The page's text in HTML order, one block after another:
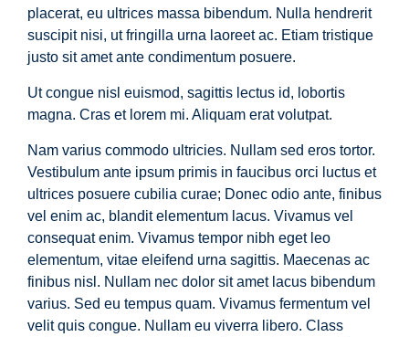
placerat, eu ultrices massa bibendum. Nulla hendrerit
suscipit nisi, ut fringilla urna laoreet ac. Etiam tristique
justo sit amet ante condimentum posuere.
Ut congue nisl euismod, sagittis lectus id, lobortis
magna. Cras et lorem mi. Aliquam erat volutpat.
Nam varius commodo ultricies. Nullam sed eros tortor.
Vestibulum ante ipsum primis in faucibus orci luctus et
ultrices posuere cubilia curae; Donec odio ante, finibus
vel enim ac, blandit elementum lacus. Vivamus vel
consequat enim. Vivamus tempor nibh eget leo
elementum, vitae eleifend urna sagittis. Maecenas ac
finibus nisl. Nullam nec dolor sit amet lacus bibendum
varius. Sed eu tempus quam. Vivamus fermentum vel
velit quis congue. Nullam eu viverra libero. Class